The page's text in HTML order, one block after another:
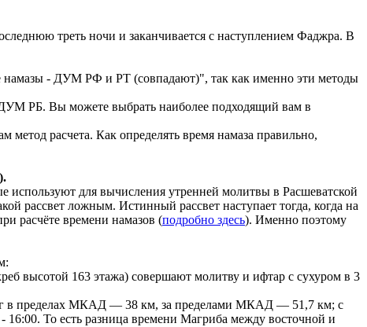
треть ночи и заканчивается с наступлением Фаджра. В
намазы - ДУМ РФ и РТ (совпадают)", так как именно эти методы
Вы можете выбрать наиболее подходящий вам в
расчета. Как определять время намаза правильно,
используют для вычисления утренней молитвы в Расшеватской
рассвет ложным. Истинный рассвет наступает тогда, когда на
расчёте времени намазов (подробно здесь). Именно поэтому
высотой 163 этажа) совершают молитву и ифтар с сухуром в 3
юг в пределах МКАД — 38 км, за пределами МКАД — 51,7 км; с
16:00. То есть разница времени Магриба между восточной и